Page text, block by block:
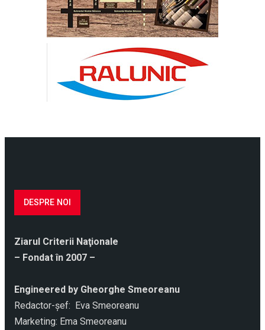
DESPRE NOI
Ziarul Criterii Naţionale
– Fondat în 2007 –
Engineered by Gheorghe Smeoreanu
Redactor-şef: Eva Smeoreanu
Marketing: Ema Smeoreanu